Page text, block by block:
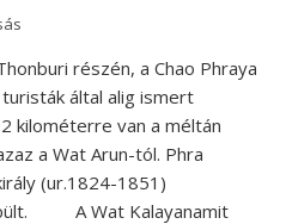
részén, a Chao Phraya
által alig ismert
kilométerre van a méltán
a Wat Arun-tól. Phra
(ur.1824-1851)
A Wat Kalayanamit